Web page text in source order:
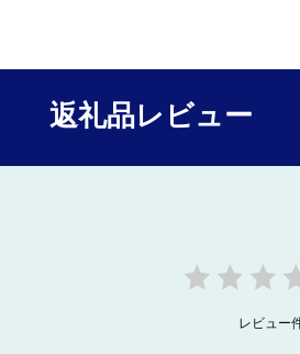
返礼品レビュー
レビュー